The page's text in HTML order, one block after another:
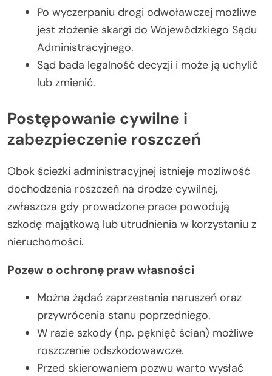
Po wyczerpaniu drogi odwoławczej możliwe
jest złożenie skargi do Wojewódzkiego Sądu
Administracyjnego.
Sąd bada legalność decyzji i może ją uchylić
lub zmienić.
Postępowanie cywilne i
zabezpieczenie roszczeń
Obok ścieżki administracyjnej istnieje możliwość
dochodzenia roszczeń na drodze cywilnej,
zwłaszcza gdy prowadzone prace powodują
szkodę majątkową lub utrudnienia w korzystaniu z
nieruchomości.
Pozew o ochronę praw własności
Można żądać zaprzestania naruszeń oraz
przywrócenia stanu poprzedniego.
W razie szkody (np. pęknięć ścian) możliwe
roszczenie odszkodowawcze.
Przed skierowaniem pozwu warto wysłać